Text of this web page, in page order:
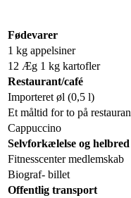
Fødevarer
1 kg appelsiner
12 Æg 1 kg kartofler
Restaurant/café
Importeret øl (0,5 l)
Et måltid for to på
Cappuccino
Selvforkælelse og helbred
Fitnesscenter medlemskab
Biograf- billet
Offentlig transport